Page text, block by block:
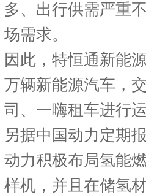
多、出行供需严重
场需求。
因此，特恒通新能
万辆新能源汽车，
司、一嗨租车进行
另据中国动力定期
动力积极布局氢能
样机，并且在储氢